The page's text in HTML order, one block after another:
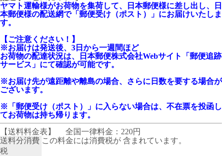
ヤマト運輸様がお荷物を集荷して、日本郵便様に差し出し、日
本郵便様の配送網で「郵便受け（ポスト）」にお届けいたしま
す。
【ご注意ください！】
※お届けは発送後、3日から一週間ほど
お荷物の配達状況は、日本郵便株式会社Webサイト「郵便追跡
サービス」にて確認が可能です。
※お届け先が遠距離や離島の場合、さらに日数を要する場合が
ございます。
※「郵便受け（ポスト）」に入らない場合は、不在票を投函し
てお荷物は持ち帰ります。
【送料料金表】
全国一律料金：220円
送料分消費
税
この料金には消費税が 含まれています。